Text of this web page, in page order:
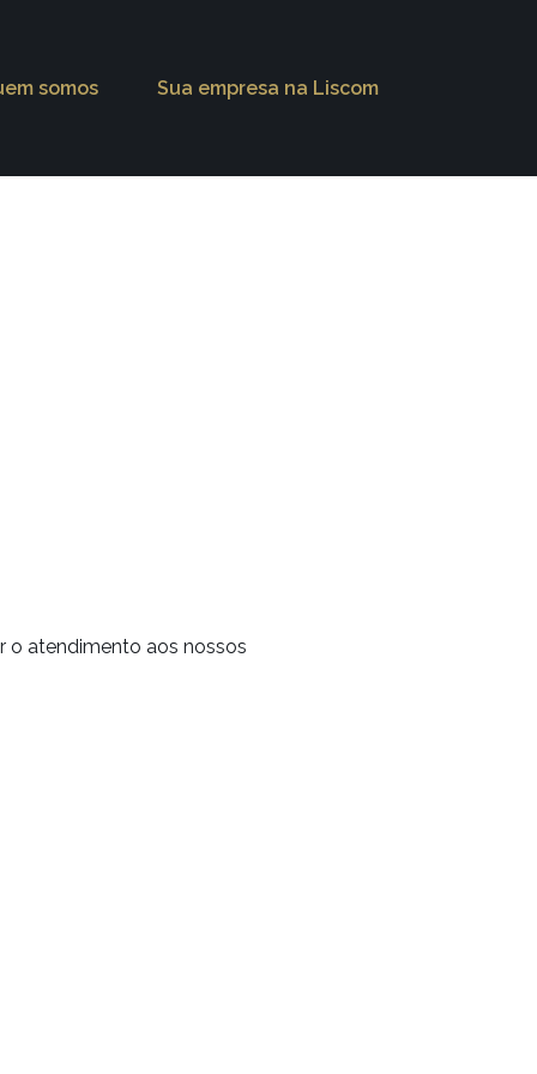
somos Sua empresa na Liscom
o atendimento aos nossos